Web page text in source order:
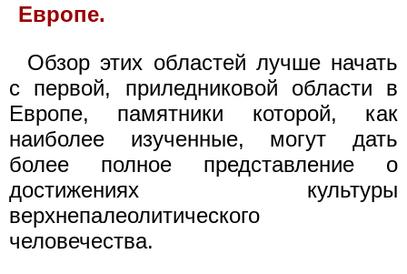
Европе.
Обзор этих областей лучше начать
с первой, приледниковой области в
Европе, памятники которой, как
наиболее изученные, могут дать
более полное представление о
достижениях культуры
верхнепалеолитического
человечества.